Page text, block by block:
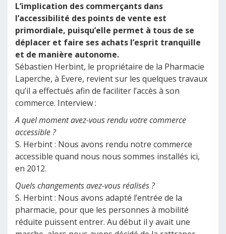
L’implication des commerçants dans
l’accessibilité des points de vente est
primordiale, puisqu’elle permet à tous de se
déplacer et faire ses achats l’esprit tranquille
et de manière autonome.
Sébastien Herbint, le propriétaire de la Pharmacie
Laperche, à Evere, revient sur les quelques travaux
qu’il a effectués afin de faciliter l’accès à son
commerce. Interview :
A quel moment avez-vous rendu votre commerce
accessible ?
S. Herbint : Nous avons rendu notre commerce
accessible quand nous nous sommes installés ici,
en 2012.
Quels changements avez-vous réalisés ?
S. Herbint : Nous avons adapté l’entrée de la
pharmacie, pour que les personnes à mobilité
réduite puissent entrer. Au début il y avait une